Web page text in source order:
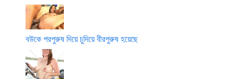
বউকে পরপুরুষ দিয়ে চুদিয়ে বীরপুরুষ হয়েছে